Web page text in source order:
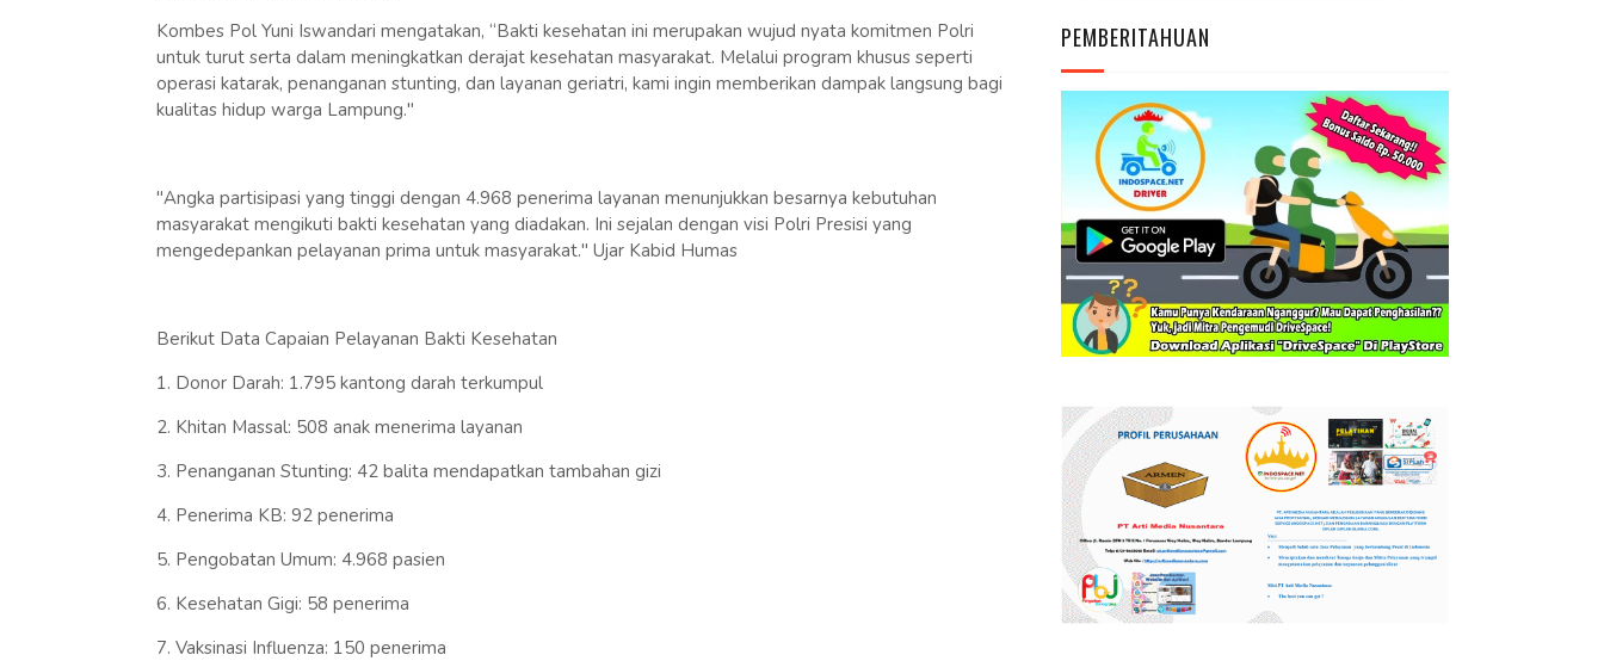
Kombes Pol Yuni Iswandari mengatakan, “Bakti kesehatan ini merupakan wujud nyata komitmen Polri
untuk turut serta dalam meningkatkan derajat kesehatan masyarakat. Melalui program khusus seperti
operasi katarak, penanganan stunting, dan layanan geriatri, kami ingin memberikan dampak langsung bagi
kualitas hidup warga Lampung."
"Angka partisipasi yang tinggi dengan 4.968 penerima layanan menunjukkan besarnya kebutuhan
masyarakat mengikuti bakti kesehatan yang diadakan. Ini sejalan dengan visi Polri Presisi yang
mengedepankan pelayanan prima untuk masyarakat." Ujar Kabid Humas
Berikut Data Capaian Pelayanan Bakti Kesehatan
1. Donor Darah: 1.795 kantong darah terkumpul
2. Khitan Massal: 508 anak menerima layanan
3. Penanganan Stunting: 42 balita mendapatkan tambahan gizi
4. Penerima KB: 92 penerima
5. Pengobatan Umum: 4.968 pasien
6. Kesehatan Gigi: 58 penerima
7. Vaksinasi Influenza: 150 penerima
PEMBERITAHUAN